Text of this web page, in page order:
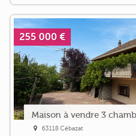
255 000 €
Maison à vendre 3
63118 Cébazat